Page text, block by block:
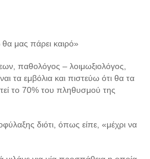
μας πάρει καιρό»
παθολόγος – λοιμωξιολόγος,
τα εμβόλια και πιστεύω ότι θα τα
το 70% του πληθυσμού της
διότι, όπως είπε, «μέχρι να